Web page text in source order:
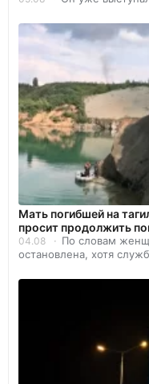
Мать погибшей на
просит продолжить
04.08
По словам
остановлена, хотя